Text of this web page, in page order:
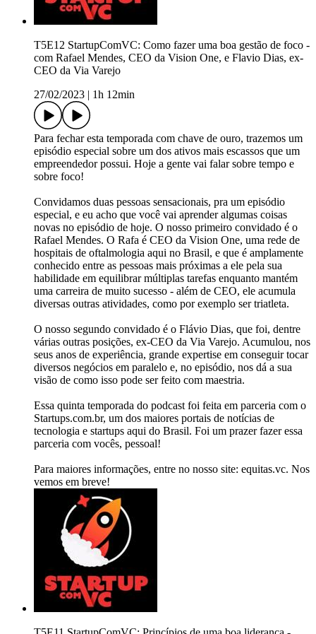
T5E12 StartupComVC: Como fazer uma boa gestão de foco -
com Rafael Mendes, CEO da Vision One, e Flavio Dias, ex-
CEO da Via Varejo
27/02/2023
1h 12min
Para fechar esta temporada com chave de ouro, trazemos um
episódio especial sobre um dos ativos mais escassos que um
empreendedor possui. Hoje a gente vai falar sobre tempo e
sobre foco!
Convidamos duas pessoas sensacionais, pra um episódio
especial, e eu acho que você vai aprender algumas coisas
novas no episódio de hoje. O nosso primeiro convidado é o
Rafael Mendes. O Rafa é CEO da Vision One, uma rede de
hospitais de oftalmologia aqui no Brasil, e que é amplamente
conhecido entre as pessoas mais próximas a ele pela sua
habilidade em equilibrar múltiplas tarefas enquanto mantém
uma carreira de muito sucesso - além de CEO, ele acumula
diversas outras atividades, como por exemplo ser triatleta.
O nosso segundo convidado é o Flávio Dias, que foi, dentre
várias outras posições, ex-CEO da Via Varejo. Acumulou, nos
seus anos de experiência, grande expertise em conseguir tocar
diversos negócios em paralelo e, no episódio, nos dá a sua
visão de como isso pode ser feito com maestria.
Essa quinta temporada do podcast foi feita em parceria com o
Startups.com.br, um dos maiores portais de notícias de
tecnologia e startups aqui do Brasil. Foi um prazer fazer essa
parceria com vocês, pessoal!
Para maiores informações, entre no nosso site: equitas.vc. Nos
vemos em breve!